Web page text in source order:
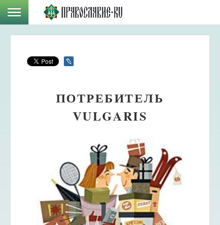
ПОТРЕБИТЕЛЬ
VULGARIS